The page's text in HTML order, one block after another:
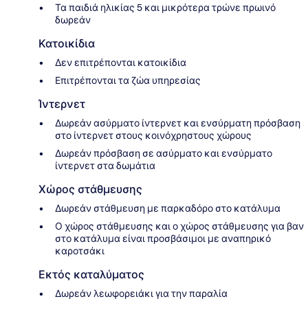
Τα παιδιά ηλικίας 5 και μικρότερα τρώνε πρωινό
δωρεάν
Κατοικίδια
Δεν επιτρέπονται κατοικίδια
Επιτρέπονται τα ζώα υπηρεσίας
Ίντερνετ
Δωρεάν ασύρματο ίντερνετ και ενσύρματη πρόσβαση
στο ίντερνετ στους κοινόχρηστους χώρους
Δωρεάν πρόσβαση σε ασύρματο και ενσύρματο
ίντερνετ στα δωμάτια
Χώρος στάθμευσης
Δωρεάν στάθμευση με παρκαδόρο στο κατάλυμα
Ο χώρος στάθμευσης και ο χώρος στάθμευσης για βαν
στο κατάλυμα είναι προσβάσιμοι με αναπηρικό
καροτσάκι
Εκτός καταλύματος
Δωρεάν λεωφορειάκι για την παραλία